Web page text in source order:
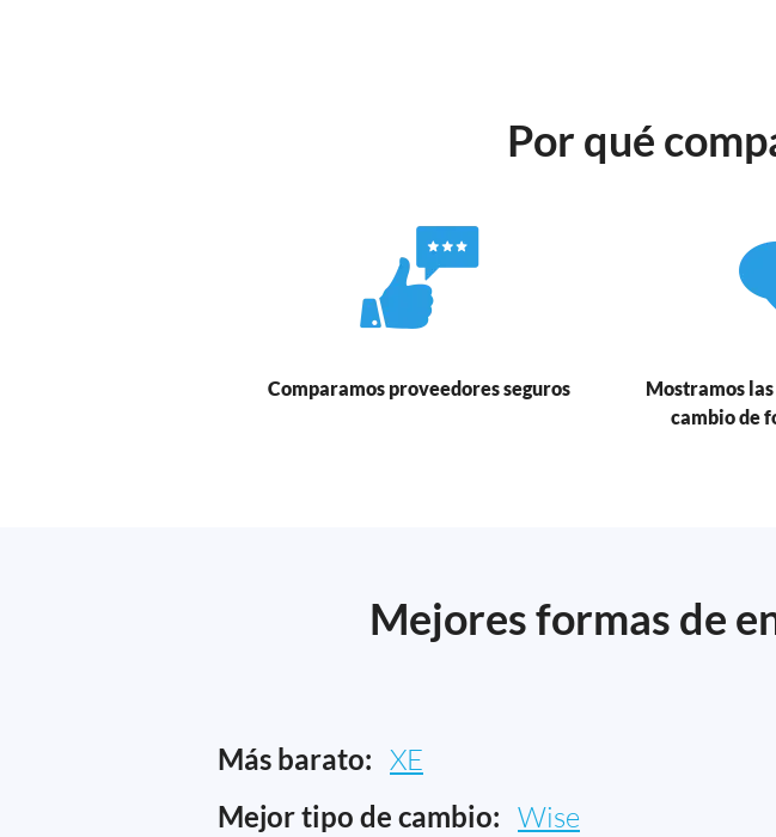
Por qué
Comparamos proveedores seguros
Mostramos
cambio de
Mejores formas de
Más barato: XE
Mejor tipo de cambio: Wise